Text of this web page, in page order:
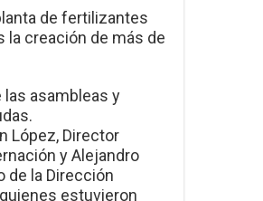
de fertilizantes
la creación de más de
las asambleas y
López, Director
y Alejandro
de la Dirección
estuvieron